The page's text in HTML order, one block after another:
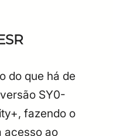
do que há de
SY0-
fazendo o
acesso ao